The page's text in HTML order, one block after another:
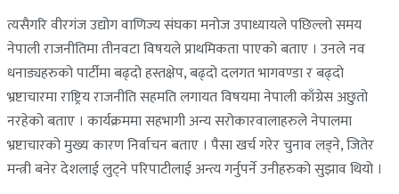
त्यसैगरि वीरगंज उद्योग वाणिज्य संघका मनोज उपाध्यायले पछिल्लो समय
नेपाली राजनीतिमा तीनवटा विषयले प्राथमिकता पाएको बताए । उनले नव
धनाड्यहरुको पार्टीमा बढ्दो हस्तक्षेप, बढ्दो दलगत भागवण्डा र बढ्दो
भ्रष्टाचारमा राष्ट्रिय राजनीति सहमति लगायत विषयमा नेपाली काँग्रेस अछुतो
नरहेको बताए । कार्यक्रममा सहभागी अन्य सरोकारवालाहरुले नेपालमा
भ्रष्टाचारको मुख्य कारण निर्वाचन बताए । पैसा खर्च गरेर चुनाव लड्ने, जितेर
मन्त्री बनेर देशलाई लुट्ने परिपाटीलाई अन्त्य गर्नुपर्ने उनीहरुको सुझाव थियो ।